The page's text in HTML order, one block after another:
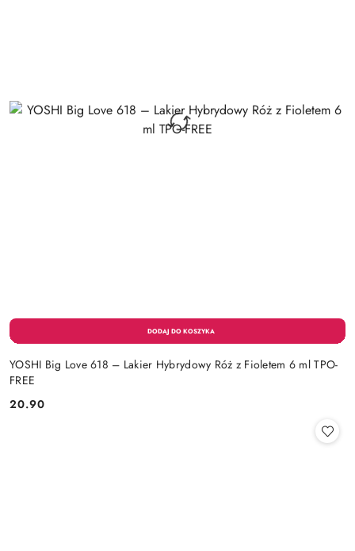
YOSHI Big Love 618 – Lakier Hybrydowy Róż z Fioletem 6 ml TPO-
FREE
Cena:
20.90